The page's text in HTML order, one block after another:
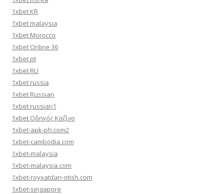
1xbet KR
1xbet malaysia
1xbet Morocco
1xbet Online 36
1xbet pt
1xbet RU
1xbet russia
1xbet Russian
1xbet russian1
1xbet Οδηγός Καζίνο
1xbet-apk-ph.com2
1xbet-cambodia.com
1xbet-malaysia
1xbet-malaysia.com
1xbet-royxatdan-otish.com
1xbet-singapore